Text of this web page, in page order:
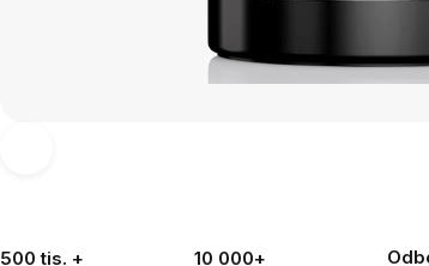
500 tis. +
10 000+